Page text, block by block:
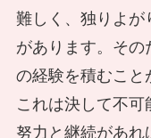
難しく、独りよが
があります。そ
の経験を積むこと
これは決して不
努力と継続があれ